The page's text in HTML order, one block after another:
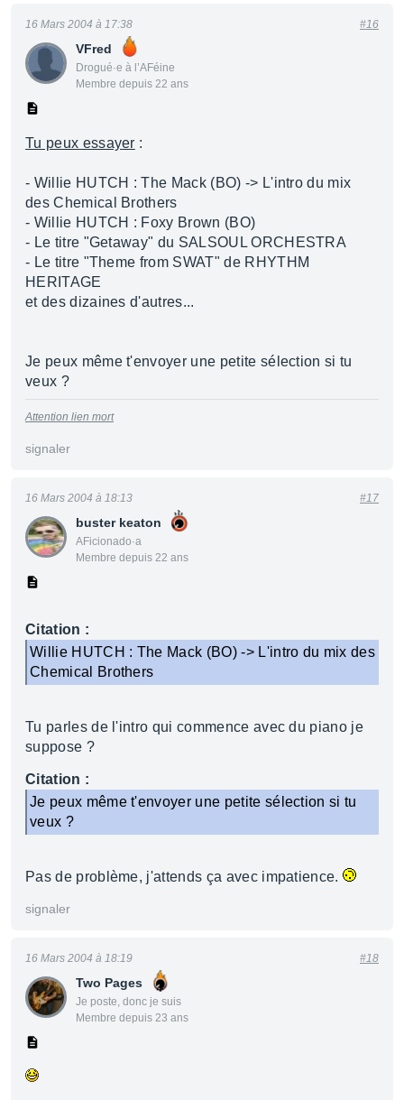
VFred
Drogué·e à l’AFéine
Membre depuis 22 ans
16 Mars 2004 à 17:38 #16
Tu peux essayer :
- Willie HUTCH : The Mack (BO) -> L'intro du mix
des Chemical Brothers
- Willie HUTCH : Foxy Brown (BO)
- Le titre "Getaway" du SALSOUL ORCHESTRA
- Le titre "Theme from SWAT" de RHYTHM
HERITAGE
et des dizaines d'autres...
Je peux même t'envoyer une petite sélection si tu
veux ?
Attention lien mort
signaler
buster keaton
AFicionado·a
Membre depuis 22 ans
16 Mars 2004 à 18:13 #17
Citation :
Willie HUTCH : The Mack (BO) -> L'intro du mix des
Chemical Brothers
Tu parles de l'intro qui commence avec du piano je
suppose ?
Citation :
Je peux même t'envoyer une petite sélection si tu
veux ?
Pas de problème, j'attends ça avec impatience.
signaler
Two Pages
Je poste, donc je suis
Membre depuis 23 ans
16 Mars 2004 à 18:19 #18